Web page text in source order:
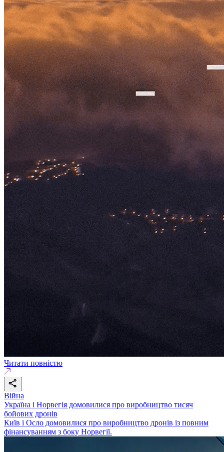
Читати повністю
Війна
Україна і Норвегія домовилися про виробництво тисяч
бойових дронів
Київ і Осло домовилися про виробництво дронів із повним
фінансуванням з боку Норвегії.